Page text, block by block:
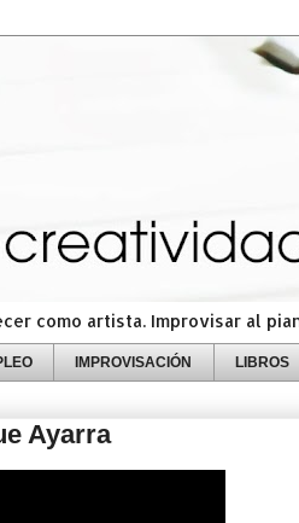
como artista. Improvisar al
IMPROVISACIÓN LIBROS
Ayarra